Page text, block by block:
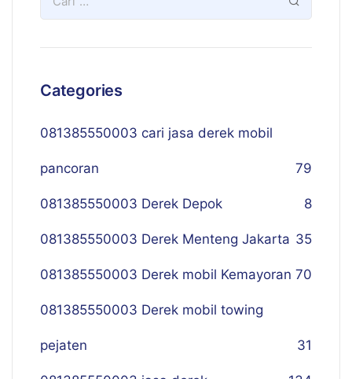
Categories
081385550003 cari jasa derek mobil
pancoran 79
081385550003 Derek Depok 8
081385550003 Derek Menteng Jakarta 35
081385550003 Derek mobil Kemayoran 70
081385550003 Derek mobil towing
pejaten 31